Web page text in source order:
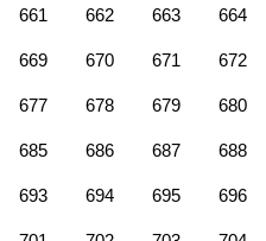
661 662 663 664
669 670 671 672
677 678 679 680
685 686 687 688
693 694 695 696